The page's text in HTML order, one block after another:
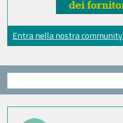
Entra nella nostra community